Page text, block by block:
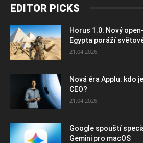
EDITOR PICKS
Horus 1.0: Nový
Egypta poráží
21.04.2026
Nová éra Applu: kdo
CEO?
21.04.2026
Google spouští
Gemini pro macOS